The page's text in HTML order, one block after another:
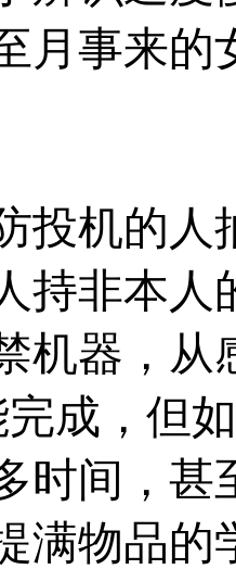
月事来
投机的
持非本人
机器，从
成，但
时间，甚
满物品的